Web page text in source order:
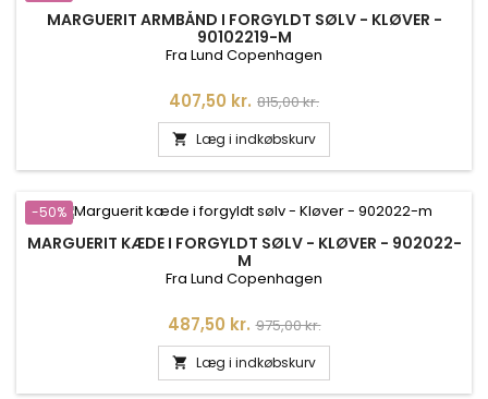
MARGUERIT ARMBÅND I FORGYLDT SØLV - KLØVER -
90102219-M
Fra Lund Copenhagen
Pris
407,50 kr. Normalpris
815,00 kr.
 Læg i indkøbskurv
-50%
MARGUERIT KÆDE I FORGYLDT SØLV - KLØVER - 902022-
M
Fra Lund Copenhagen
Pris
487,50 kr. Normalpris
975,00 kr.
 Læg i indkøbskurv